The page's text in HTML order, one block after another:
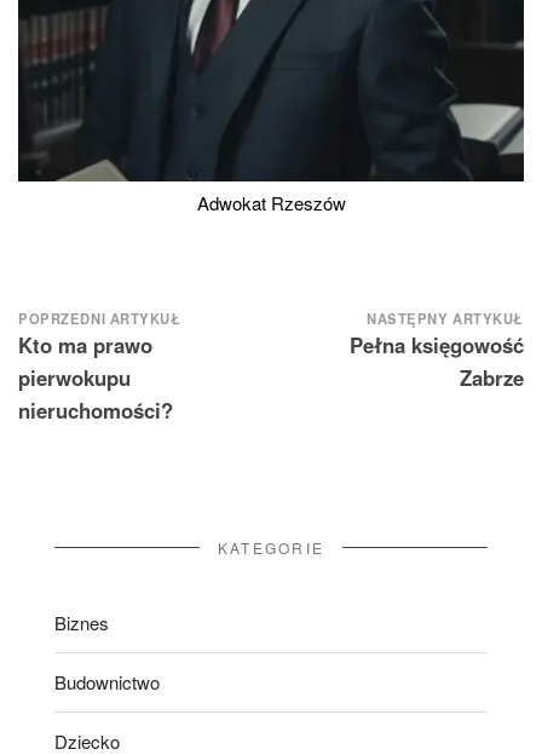
Adwokat Rzeszów
Nawigacja
wpisu
POPRZEDNI ARTYKUŁ
Kto ma prawo
pierwokupu
nieruchomości?
NASTĘPNY ARTYKUŁ
Pełna księgowość
Zabrze
KATEGORIE
Biznes
Budownictwo
Dziecko